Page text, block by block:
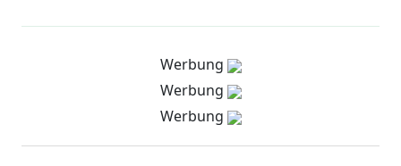
Werbung
Werbung
Werbung